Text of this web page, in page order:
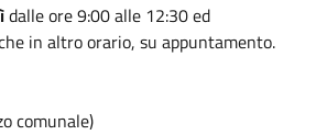
dalle ore 9:00 alle 12:30 ed
in altro orario, su appuntamento.
comunale)